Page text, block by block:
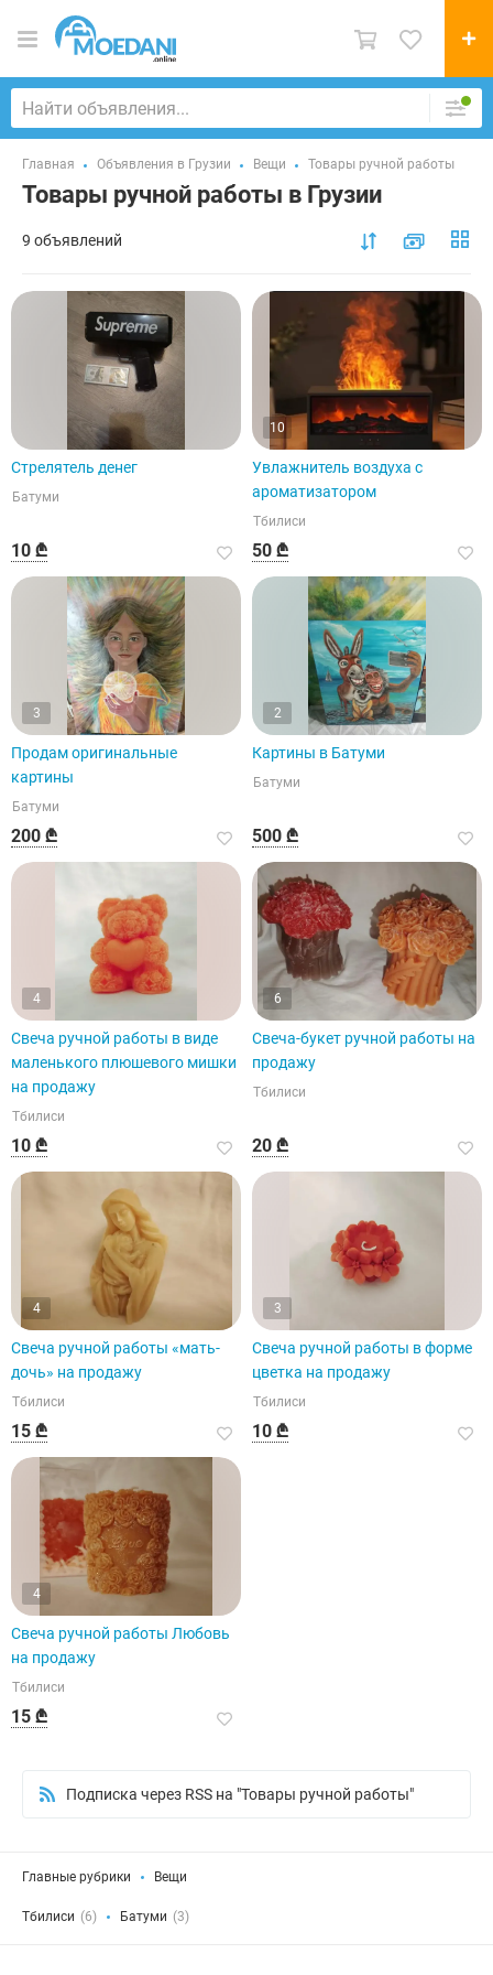
Главная Объявления в Грузии Вещи Товары ручной работы
Товары ручной работы в Грузии
9 объявлений
Стрелятель денег
Батуми
10 ₾
10
Увлажнитель воздуха с
ароматизатором
Тбилиси
50 ₾
3
Продам оригинальные
картины
Батуми
200 ₾
2
Картины в Батуми
Батуми
500 ₾
4
Свеча ручной работы в виде
маленького плюшевого мишки
на продажу
Тбилиси
10 ₾
6
Свеча-букет ручной работы на
продажу
Тбилиси
20 ₾
4
Свеча ручной работы «мать-
дочь» на продажу
Тбилиси
15 ₾
3
Свеча ручной работы в форме
цветка на продажу
Тбилиси
10 ₾
4
Свеча ручной работы Любовь
на продажу
Тбилиси
15 ₾
Подписка через RSS на "Товары ручной работы"
Главные рубрики Вещи
Тбилиси (6) Батуми (3)